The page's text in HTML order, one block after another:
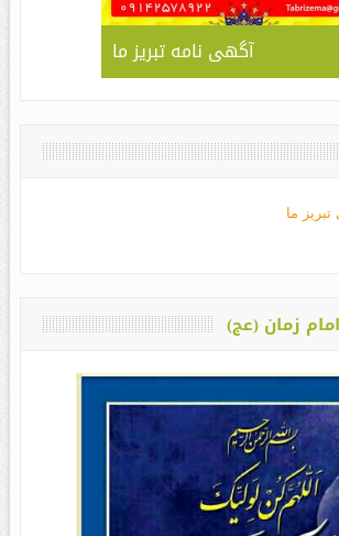
آگهی نامه تبریز ما
ما
زمان (عج)